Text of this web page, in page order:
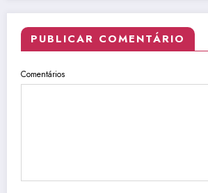
PUBLICAR COMENTÁRIO
Comentários